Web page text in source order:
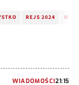
REJS 2024
WIADOMOŚCI21:15